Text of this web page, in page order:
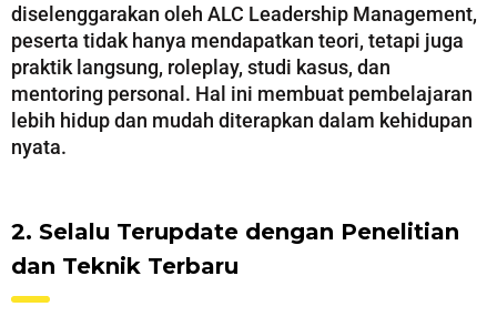
diselenggarakan oleh ALC Leadership Management,
peserta tidak hanya mendapatkan teori, tetapi juga
praktik langsung, roleplay, studi kasus, dan
mentoring personal. Hal ini membuat pembelajaran
lebih hidup dan mudah diterapkan dalam kehidupan
nyata.
2. Selalu Terupdate dengan Penelitian
dan Teknik Terbaru